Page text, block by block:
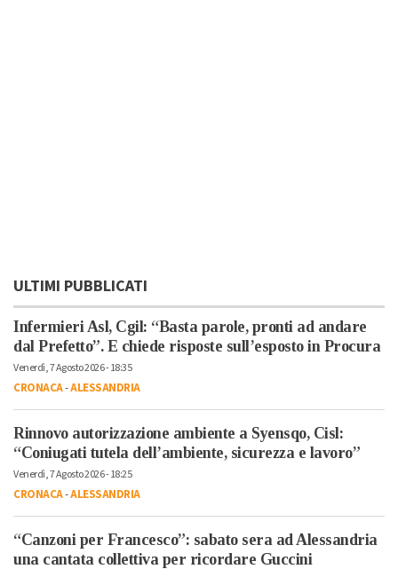
ULTIMI PUBBLICATI
Infermieri Asl, Cgil: “Basta parole, pronti ad andare
dal Prefetto”. E chiede risposte sull’esposto in Procura
Venerdì, 7 Agosto 2026 - 18:35
CRONACA-ALESSANDRIA
Rinnovo autorizzazione ambiente a Syensqo, Cisl:
“Coniugati tutela dell’ambiente, sicurezza e lavoro”
Venerdì, 7 Agosto 2026 - 18:25
CRONACA-ALESSANDRIA
“Canzoni per Francesco”: sabato sera ad Alessandria
una cantata collettiva per ricordare Guccini